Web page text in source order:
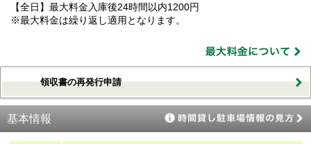
【全日】最大料金入庫後24時間以内1200円
※最大料金は繰り返し適用となります。
領収書の再発行申請
基本情報